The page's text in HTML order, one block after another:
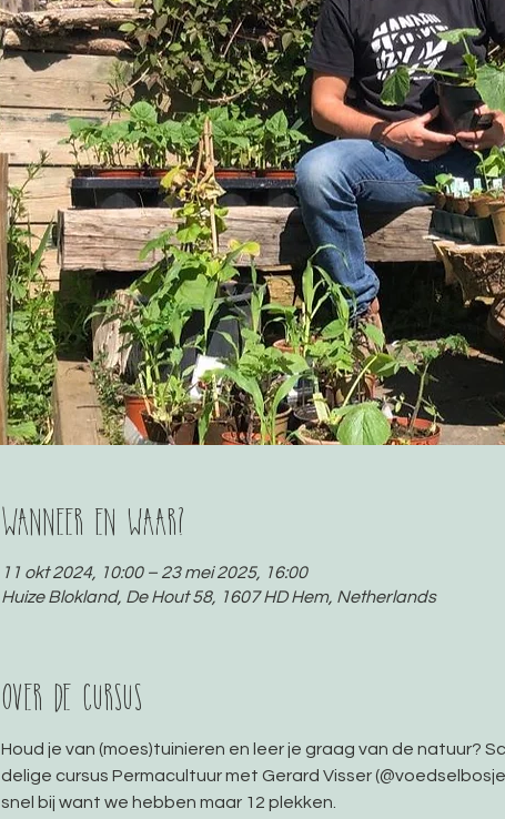
Wanneer en waar?
11 okt 2024, 10:00 – 23 mei 2025, 16:00
Huize Blokland, De Hout 58, 1607 HD Hem, Netherlands
Over de cursus
Houd je van (moes)tuinieren en leer je graag van de natuur?
delige cursus Permacultuur met Gerard Visser
snel bij want we hebben maar 12 plekken.